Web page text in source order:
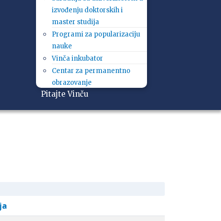
izvođenju doktorskih i
master studija
Programi za popularizaciju
nauke
Vinča inkubator
Centar za permanentno
obrazovanje
Pitajte Vinču